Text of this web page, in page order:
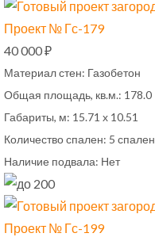
Проект № Гс-179
40 000 ₽
Материал стен: Газобетон
Общая площадь, кв.м.: 178.0
Габариты, м: 15.71 х 10.51
Количество спален: 5 спален
Наличие подвала: Нет
Проект № Гс-199